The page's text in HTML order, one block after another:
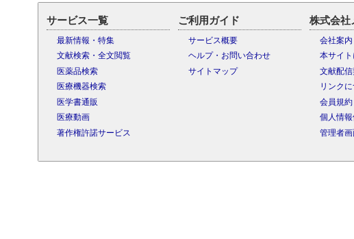
サービス一覧
最新情報・特集
文献検索・全文閲覧
医薬品検索
医療機器検索
医学書通販
医療動画
著作権許諾サービス
ご利用ガイド
サービス概要
ヘルプ・お問い合わせ
サイトマップ
株式会社
会社案内
本サイ
文献配
リンク
会員規約
個人情
管理者